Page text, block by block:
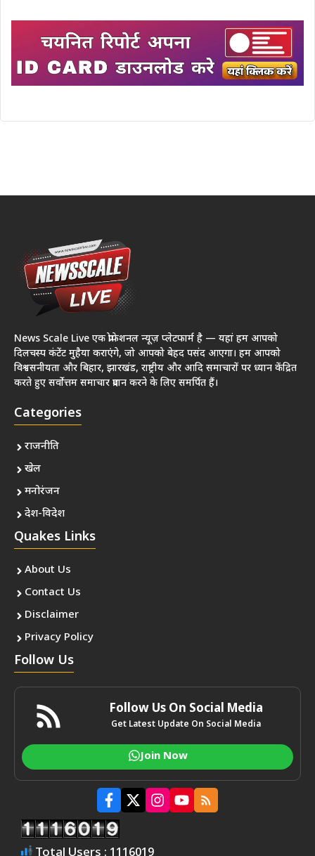
News Scale Live एक प्रोफेशनल न्यूज़ प्लेटफार्म है — यहां हम आपको
दिलचस्प कंटेंट मुहैया कराएंगे, जो आपको बेहद पसंद आएगा। हम आपको
विश्वसनीयता और बिहार, झारखंड, राष्ट्रीय और आदि समाचारों पर ध्यान केंद्रित
करते हुए सर्वोत्तम समाचार प्रदान करने के लिए समर्पित हैं।
Categories
राजनीति
खेल
मनोरंजन
देश-विदेश
Quakes Links
About Us
Contact Us
Disclaimer
Privacy Policy
Follow Us
Follow Us On Social Media
Get Latest Update On Social Media
Join Now